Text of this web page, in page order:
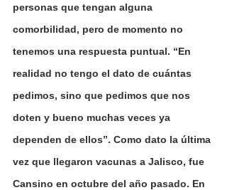
personas que tengan alguna
comorbilidad, pero de momento no
tenemos una respuesta puntual. “En
realidad no tengo el dato de cuántas
pedimos, sino que pedimos que nos
doten y bueno muchas veces ya
dependen de ellos”. Como dato la última
vez que llegaron vacunas a Jalisco, fue
Cansino en octubre del año pasado. En